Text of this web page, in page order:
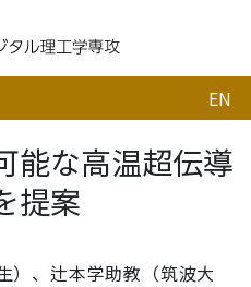
EN
能な高温超伝導
提案
）、辻本学助教（筑波大